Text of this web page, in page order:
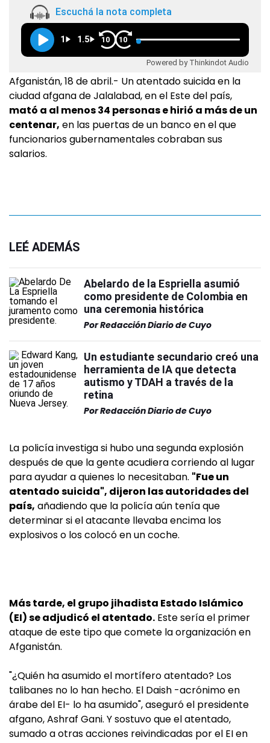
Escuchá la nota completa
1 1.5 10 10
Powered by Thinkindot Audio
Afganistán, 18 de abril.- Un atentado suicida en la
ciudad afgana de Jalalabad, en el Este del país,
mató a al menos 34 personas e hirió a más de un
centenar, en las puertas de un banco en el que
funcionarios gubernamentales cobraban sus
salarios.
LEÉ ADEMÁS
Abelardo de la Espriella asumió
como presidente de Colombia en
una ceremonia histórica
PorRedacción Diario de Cuyo
Un estudiante secundario creó una
herramienta de IA que detecta
autismo y TDAH a través de la
retina
PorRedacción Diario de Cuyo
La policía investiga si hubo una segunda explosión
después de que la gente acudiera corriendo al lugar
para ayudar a quienes lo necesitaban. "Fue un
atentado suicida", dijeron las autoridades del
país, añadiendo que la policía aún tenía que
determinar si el atacante llevaba encima los
explosivos o los colocó en un coche.
Más tarde, el grupo jihadista Estado Islámico
(EI) se adjudicó el atentado. Este sería el primer
ataque de este tipo que comete la organización en
Afganistán.
"¿Quién ha asumido el mortífero atentado? Los
talibanes no lo han hecho. El Daish -acrónimo en
árabe del EI- lo ha asumido", aseguró el presidente
afgano, Ashraf Gani. Y sostuvo que el atentado,
sumado a otras acciones reivindicadas por el EI en